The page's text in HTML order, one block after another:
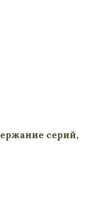
серий,